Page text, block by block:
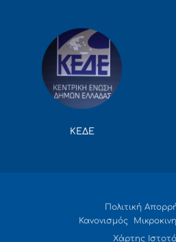
ΚΕΔΕ
Πολιτική
Κανονισμός
Χάρτης